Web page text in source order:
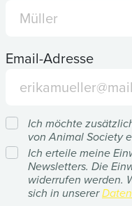
Email-Adresse
Ich möchte
von Animal Society
Ich erteile meine
Newsletters. Die
widerrufen werden.
sich in unserer